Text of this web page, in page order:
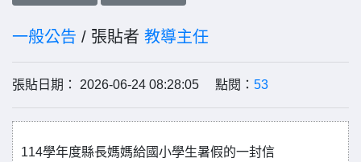
一般公告 / 張貼者 教導主任
張貼日期： 2026-06-24 08:28:05 點閱： 53
114學年度縣長媽媽給國小學生暑假的一封信